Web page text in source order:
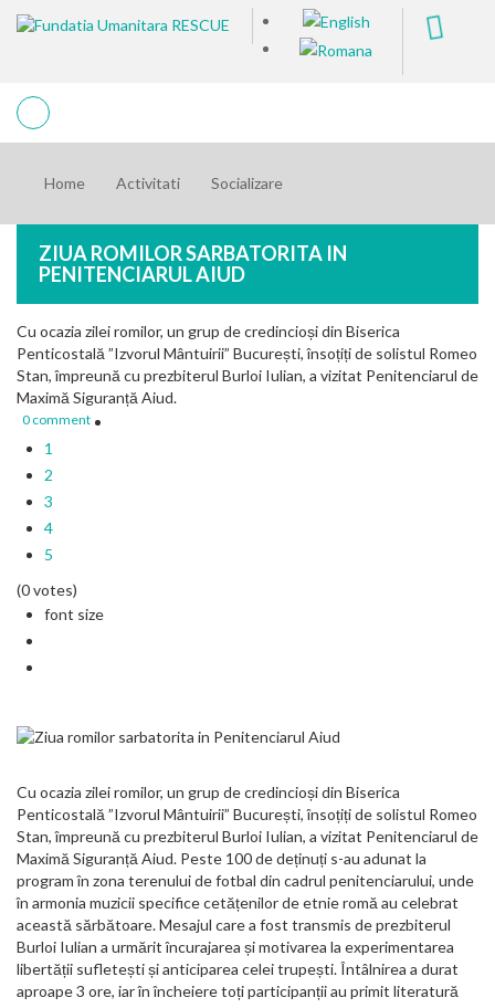
Home Activitati Socializare
ZIUA ROMILOR SARBATORITA IN
PENITENCIARUL AIUD
Cu ocazia zilei romilor, un grup de credincioși din Biserica
Penticostală ”Izvorul Mântuirii” București, însoțiți de solistul Romeo
Stan, împreună cu prezbiterul Burloi Iulian, a vizitat Penitenciarul de
Maximă Siguranță Aiud.
0 comment
1
2
3
4
5
(0 votes)
font size
Cu ocazia zilei romilor, un grup de credincioși din Biserica
Penticostală ”Izvorul Mântuirii” București, însoțiți de solistul Romeo
Stan, împreună cu prezbiterul Burloi Iulian, a vizitat Penitenciarul de
Maximă Siguranță Aiud. Peste 100 de deținuți s-au adunat la
program în zona terenului de fotbal din cadrul penitenciarului, unde
în armonia muzicii specifice cetățenilor de etnie romă au celebrat
această sărbătoare. Mesajul care a fost transmis de prezbiterul
Burloi Iulian a urmărit încurajarea și motivarea la experimentarea
libertății sufletești și anticiparea celei trupești. Întâlnirea a durat
aproape 3 ore, iar în încheiere toți participanții au primit literatură